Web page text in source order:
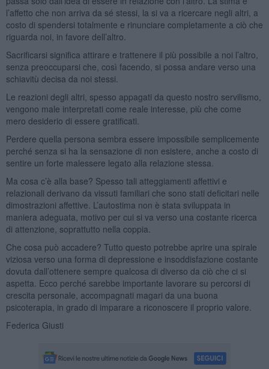
l’affetto che non arriva da sé stessi, la si va a ricercare negli altri, a
costo di spendersi totalmente e rinunciare completamente a ciò che
riguarda noi, in favore dell’altro.
Sacrificarsi significa attirare e trattenere il più possibile a noi l’altro,
senza preoccuparsi che, così facendo, si possa andare verso una
schiavitù decisa da noi stessi.
Le reazioni degli altri, spesso appagati da questo nostro servilismo,
vengono male interpretati come reale interesse, più che come
mero desiderio di essere gratificati.
Perdere quella persona sembra essere impossibile semplicemente
perché senza si ha la sensazione di non esistere, anche a costo di
sentire un forte malessere legato alla relazione stessa.
Ma cosa c’è alla base? Spesso tali atteggiamenti affettivi e
relazionali derivano da vissuti familiari che sono stati deficitari nelle
dimostrazioni affettive. L’autostima non è stata sviluppata in
maniera adeguata, motivo per cui si va verso una costante ricerca
di attenzione, soprattutto nella coppia.
Che cosa può accadere? Tutto questo potrebbe aprire una spirale
viziosa verso una forma di depressione e insoddisfazione costante
dovuta dall’ottenere sempre qualcosa di diverso da ciò che ci si
aspetta. Ecco perché sarebbe importante lavorare su percorsi di
crescita personale, accompagnati magari da una buona
psicoterapia, in grado di imparare a riconoscere il proprio valore.
Federica Giusti